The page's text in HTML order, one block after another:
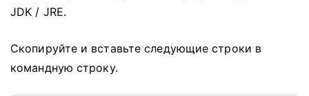
JDK / JRE.
Скопируйте и вставьте следующие строки в
командную строку.